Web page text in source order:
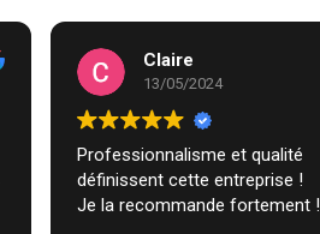
Claire
13/05/2024
Professionnalisme et qualité
définissent cette entreprise !
Je la recommande fortement !